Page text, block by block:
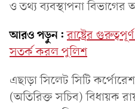
ও তথ্য ব্যবস্থাপনা বিভাগের
আরও পড়ুন: রাষ্ট্রের
সতর্ক করল পুলিশ
এছাড়া সিলেট সিটি
(অতিরিক্ত সচিব) বিধায়ক